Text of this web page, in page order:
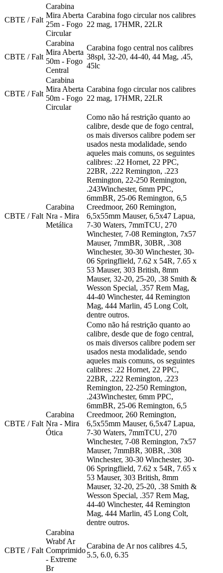
CBTE / Falt
Carabina
Mira Aberta
25m - Fogo
Circular
Carabina fogo circular nos calibres
22 mag, 17HMR, 22LR
CBTE / Falt
Carabina
Mira Aberta
50m - Fogo
Central
Carabina fogo central nos calibres
38spl, 32-20, 44-40, 44 Mag, .45,
45lc
CBTE / Falt
Carabina
Mira Aberta
50m - Fogo
Circular
Carabina fogo circular nos calibres
22 mag, 17HMR, 22LR
CBTE / Falt
Carabina
Nra - Mira
Metálica
Como não há restrição quanto ao
calibre, desde que de fogo central,
os mais diversos calibre podem ser
usados nesta modalidade, sendo
aqueles mais comuns, os seguintes
calibres: .22 Hornet, 22 PPC,
22BR, .222 Remington, .223
Remington, 22-250 Remington,
.243Winchester, 6mm PPC,
6mmBR, 25-06 Remington, 6,5
Creedmoor, 260 Remington,
6,5x55mm Mauser, 6,5x47 Lapua,
7-30 Waters, 7mmTCU, 270
Winchester, 7-08 Remington, 7x57
Mauser, 7mmBR, 30BR, .308
Winchester, 30-30 Winchester, 30-
06 Springflield, 7.62 x 54R, 7.65 x
53 Mauser, 303 British, 8mm
Mauser, 32-20, 25-20, .38 Smith &
Wesson Special, .357 Rem Mag,
44-40 Winchester, 44 Remington
Mag, 444 Marlin, 45 Long Colt,
dentre outros.
CBTE / Falt
Carabina
Nra - Mira
Ótica
Como não há restrição quanto ao
calibre, desde que de fogo central,
os mais diversos calibre podem ser
usados nesta modalidade, sendo
aqueles mais comuns, os seguintes
calibres: .22 Hornet, 22 PPC,
22BR, .222 Remington, .223
Remington, 22-250 Remington,
.243Winchester, 6mm PPC,
6mmBR, 25-06 Remington, 6,5
Creedmoor, 260 Remington,
6,5x55mm Mauser, 6,5x47 Lapua,
7-30 Waters, 7mmTCU, 270
Winchester, 7-08 Remington, 7x57
Mauser, 7mmBR, 30BR, .308
Winchester, 30-30 Winchester, 30-
06 Springflield, 7.62 x 54R, 7.65 x
53 Mauser, 303 British, 8mm
Mauser, 32-20, 25-20, .38 Smith &
Wesson Special, .357 Rem Mag,
44-40 Winchester, 44 Remington
Mag, 444 Marlin, 45 Long Colt,
dentre outros.
CBTE / Falt
Carabina
Wrabf Ar
Comprimido
- Extreme
Br
Carabina de Ar nos calibres 4.5,
5.5, 6.0, 6.35